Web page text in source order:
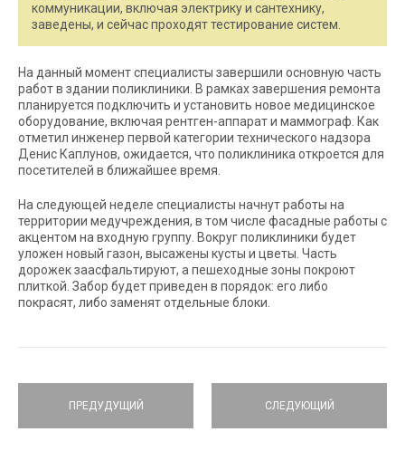
коммуникации, включая электрику и сантехнику,
заведены, и сейчас проходят тестирование систем.
На данный момент специалисты завершили основную часть
работ в здании поликлиники. В рамках завершения ремонта
планируется подключить и установить новое медицинское
оборудование, включая рентген-аппарат и маммограф. Как
отметил инженер первой категории технического надзора
Денис Каплунов, ожидается, что поликлиника откроется для
посетителей в ближайшее время.
На следующей неделе специалисты начнут работы на
территории медучреждения, в том числе фасадные работы с
акцентом на входную группу. Вокруг поликлиники будет
уложен новый газон, высажены кусты и цветы. Часть
дорожек заасфальтируют, а пешеходные зоны покроют
плиткой. Забор будет приведен в порядок: его либо
покрасят, либо заменят отдельные блоки.
ПРЕДУДУЩИЙ СЛЕДУЮЩИЙ